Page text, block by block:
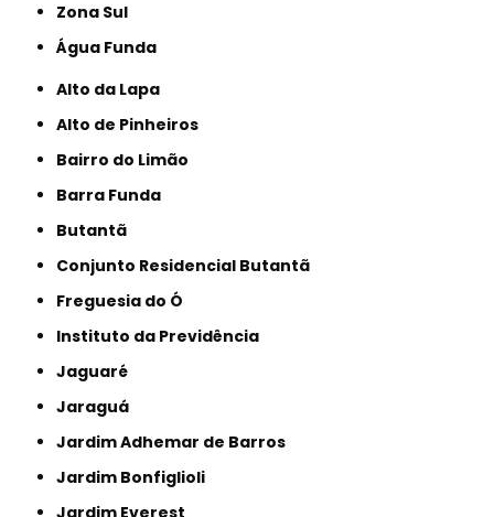
Zona Sul
Água Funda
Alto da Lapa
Alto de Pinheiros
Bairro do Limão
Barra Funda
Butantã
Conjunto Residencial Butantã
Freguesia do Ó
Instituto da Previdência
Jaguaré
Jaraguá
Jardim Adhemar de Barros
Jardim Bonfiglioli